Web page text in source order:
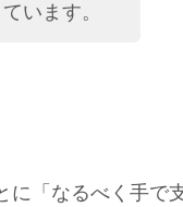
います。
「なるべく手で